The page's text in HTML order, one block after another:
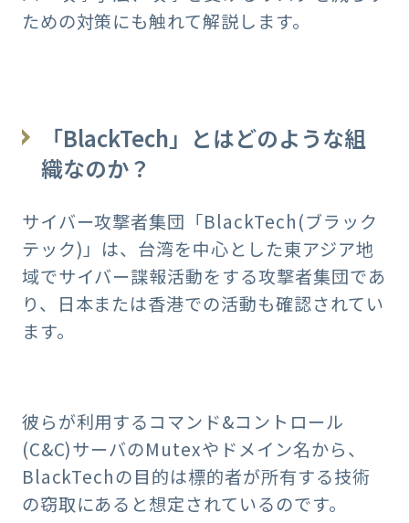
ための対策にも触れて解説します。
「BlackTech」とはどのような組
織なのか？
サイバー攻撃者集団「BlackTech(ブラック
テック)」は、台湾を中心とした東アジア地
域でサイバー諜報活動をする攻撃者集団であ
り、日本または香港での活動も確認されてい
ます。
彼らが利用するコマンド&コントロール
(C&C)サーバのMutexやドメイン名から、
BlackTechの目的は標的者が所有する技術
の窃取にあると想定されているのです。